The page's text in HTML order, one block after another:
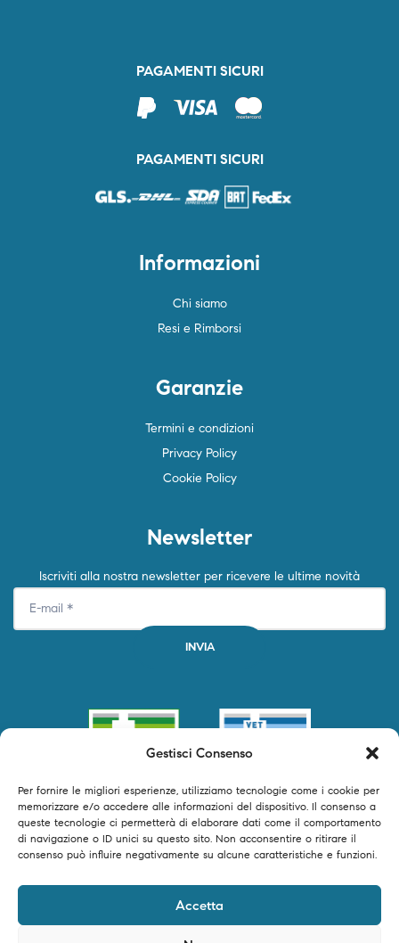
Gestisci Consenso
Per fornire le migliori esperienze, utilizziamo tecnologie come i cookie per
memorizzare e/o accedere alle informazioni del dispositivo. Il consenso a
queste tecnologie ci permetterà di elaborare dati come il comportamento
di navigazione o ID unici su questo sito. Non acconsentire o ritirare il
consenso può influire negativamente su alcune caratteristiche e funzioni.
Accetta
PAGAMENTI SICURI
PAGAMENTI SICURI
Informazioni
Chi siamo
Resi e Rimborsi
Garanzie
Termini e condizioni
Privacy Policy
Cookie Policy
Newsletter
Iscriviti alla nostra newsletter per ricevere le ultime novità
©2024 Primofarma S.r.l. tutti i diritti riservati – P.IVA 04250540616 –
Powered by Timeer Digital Studio